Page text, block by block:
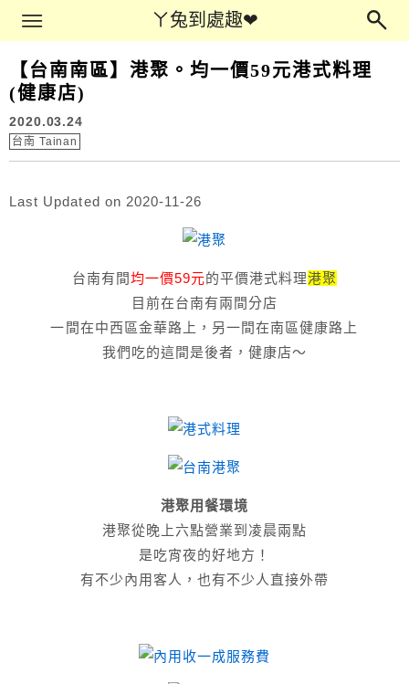
ㄚ兔到處趣❤
Main Menu
【台南南區】港聚。均一價59元港式料理
(健康店)
2020.03.24
台南 Tainan
Last Updated on 2020-11-26
台南有間均一價59元的平價港式料理港聚
目前在台南有兩間分店
一間在中西區金華路上，另一間在南區健康路上
我們吃的這間是後者，健康店～
港聚用餐環境
港聚從晚上六點營業到凌晨兩點
是吃宵夜的好地方！
有不少內用客人，也有不少人直接外帶